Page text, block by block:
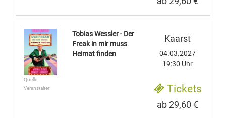
Quelle:
Veranstalter
Tobias Wessler - Der
Freak in mir muss
Heimat finden
Kaarst
04.03.2027
19:30 Uhr
Tickets
ab 29,60 €